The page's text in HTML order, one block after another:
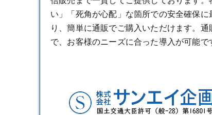
い」「死角が心配」な箇所での安全確保
り、簡単に通販でご購入いただけます。
で、お客様のニーズに合った導入が可能